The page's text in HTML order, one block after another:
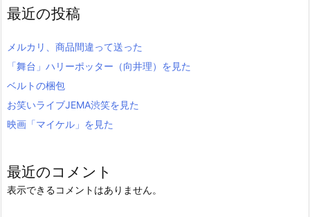
最近の投稿
メルカリ、商品間違って送った
「舞台」ハリーポッター（向井理）を見た
ベルトの梱包
お笑いライブJEMA渋笑を見た
映画「マイケル」を見た
最近のコメント
表示できるコメントはありません。